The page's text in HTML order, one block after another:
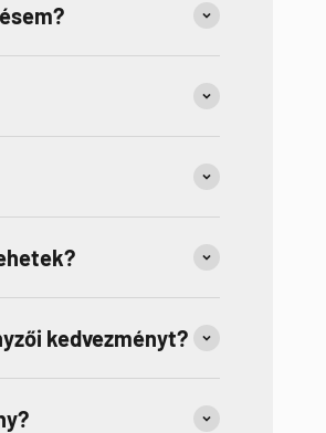
kedvezményt?